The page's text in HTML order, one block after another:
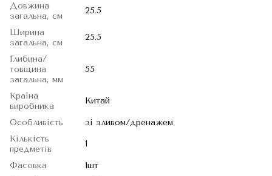
Довжина
загальна, см
25.5
Ширина
загальна, см
25.5
Глибина/
товщина
загальна, мм
55
Країна
виробника
Китай
Особливість
зі зливом/дренажем
Кількість
предметів
1
Фасовка
1шт